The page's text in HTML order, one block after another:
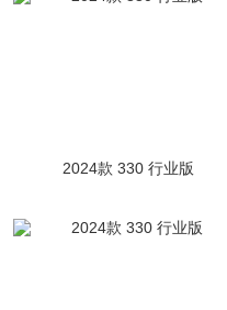
2024款 330 行业版